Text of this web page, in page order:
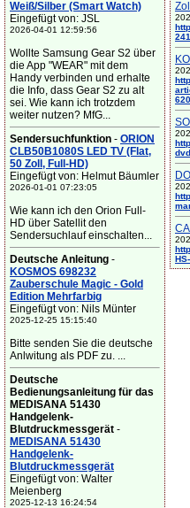
Weiß/Silber (Smart Watch)
Eingefügt von: JSL
2026-04-01 12:59:56
Wollte Samsung Gear S2 über
die App "WEAR" mit dem
Handy verbinden und erhalte
die Info, dass Gear S2 zu alt
sei. Wie kann ich trotzdem
weiter nutzen? MfG...
Sendersuchfunktion - ORION
CLB50B1080S LED TV (Flat,
50 Zoll, Full-HD)
Eingefügt von: Helmut Bäumler
2026-01-01 07:23:05
Wie kann ich den Orion Full-
HD über Satellit den
Sendersuchlauf einschalten...
Deutsche Anleitung -
KOSMOS 698232
Zauberschule Magic - Gold
Edition Mehrfarbig
Eingefügt von: Nils Münter
2025-12-25 15:15:40
Bitte senden Sie die deutsche
Anlwitung als PDF zu. ...
Deutsche
Bedienungsanleitung für das
MEDISANA 51430
Handgelenk-
Blutdruckmessgerät -
MEDISANA 51430
Handgelenk-
Blutdruckmessgerät
Eingefügt von: Walter
Meienberg
2025-12-13 16:24:54